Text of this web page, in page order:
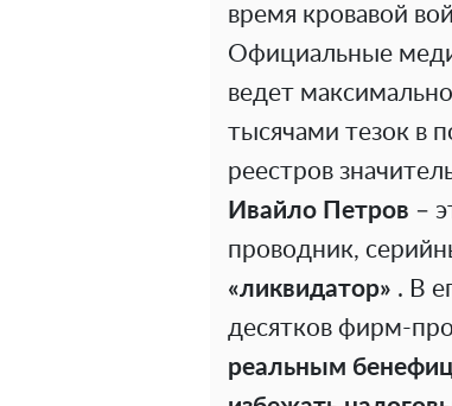
время кровавой
Официальные
ведет
тысячами тезок в
реестров
Ивайло Петров –
проводник,
«ликвидатор» . В
десятков фирм-
реальным